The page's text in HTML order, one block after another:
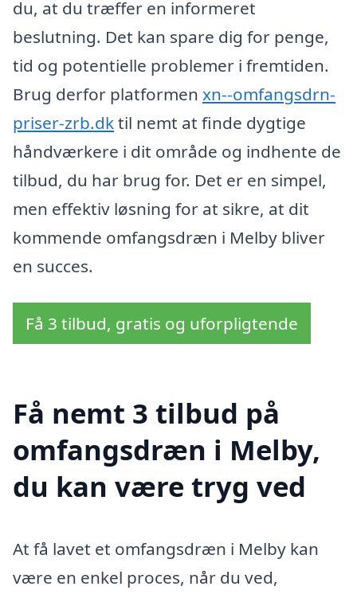
du, at du træffer en informeret
beslutning. Det kan spare dig for penge,
tid og potentielle problemer i fremtiden.
Brug derfor platformen xn--omfangsdrn-
priser-zrb.dktil nemt at finde dygtige
håndværkere i dit område og indhente de
tilbud, du har brug for. Det er en simpel,
men effektiv løsning for at sikre, at dit
kommende omfangsdræn i Melby bliver
en succes.
Få 3 tilbud, gratis og uforpligtende
Få nemt 3 tilbud på
omfangsdræn i Melby,
du kan være tryg ved
At få lavet et omfangsdræn i Melby kan
være en enkel proces, når du ved,